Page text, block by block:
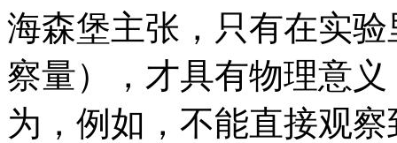
海森堡主张，只有在实
察量），才具有物理意
为，例如，不能直接观